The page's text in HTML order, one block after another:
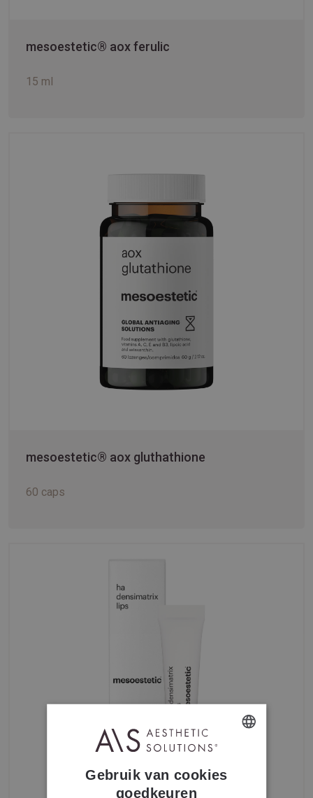
mesoestetic® aox ferulic
15 ml
mesoestetic® aox gluthathione
60 caps
FRENCH
Gebruik van cookies
goedkeuren